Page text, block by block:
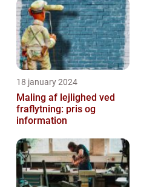
18 january 2024
Maling af lejlighed ved
fraflytning: pris og
information